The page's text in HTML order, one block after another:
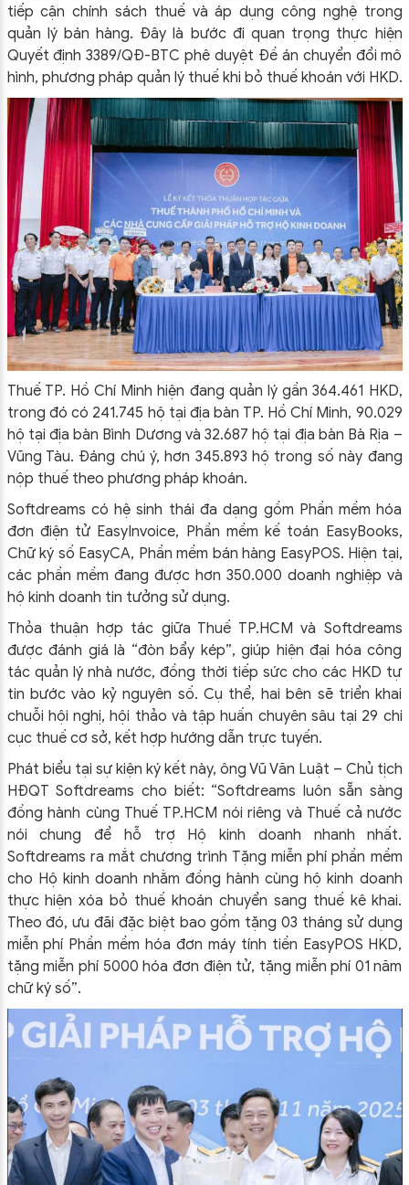
tiếp cận chính sách thuế và áp dụng công nghệ trong
quản lý bán hàng. Đây là bước đi quan trọng thực hiện
Quyết định 3389/QĐ-BTC phê duyệt Đề án chuyển đổi mô
hình, phương pháp quản lý thuế khi bỏ thuế khoán với HKD.
Thuế TP. Hồ Chí Minh hiện đang quản lý gần 364.461 HKD,
trong đó có 241.745 hộ tại địa bàn TP. Hồ Chí Minh, 90.029
hộ tại địa bàn Bình Dương và 32.687 hộ tại địa bàn Bà Rịa –
Vũng Tàu. Đáng chú ý, hơn 345.893 hộ trong số này đang
nộp thuế theo phương pháp khoán.
Softdreams có hệ sinh thái đa dạng gồm Phần mềm hóa
đơn điện tử EasyInvoice, Phần mềm kế toán EasyBooks,
Chữ ký số EasyCA, Phần mềm bán hàng EasyPOS. Hiện tại,
các phần mềm đang được hơn 350.000 doanh nghiệp và
hộ kinh doanh tin tưởng sử dụng.
Thỏa thuận hợp tác giữa Thuế TP.HCM và Softdreams
được đánh giá là “đòn bẩy kép”, giúp hiện đại hóa công
tác quản lý nhà nước, đồng thời tiếp sức cho các HKD tự
tin bước vào kỷ nguyên số. Cụ thể, hai bên sẽ triển khai
chuỗi hội nghị, hội thảo và tập huấn chuyên sâu tại 29 chi
cục thuế cơ sở, kết hợp hướng dẫn trực tuyến.
Phát biểu tại sự kiện ký kết này, ông Vũ Văn Luật – Chủ tịch
HĐQT Softdreams cho biết: “Softdreams luôn sẵn sàng
đồng hành cùng Thuế TP.HCM nói riêng và Thuế cả nước
nói chung để hỗ trợ Hộ kinh doanh nhanh nhất.
Softdreams ra mắt chương trình Tặng miễn phí phần mềm
cho Hộ kinh doanh nhằm đồng hành cùng hộ kinh doanh
thực hiện xóa bỏ thuế khoán chuyển sang thuế kê khai.
Theo đó, ưu đãi đặc biệt bao gồm tặng 03 tháng sử dụng
miễn phí Phần mềm hóa đơn máy tính tiền EasyPOS HKD,
tặng miễn phí 5000 hóa đơn điện tử, tặng miễn phí 01 năm
chữ ký số”.